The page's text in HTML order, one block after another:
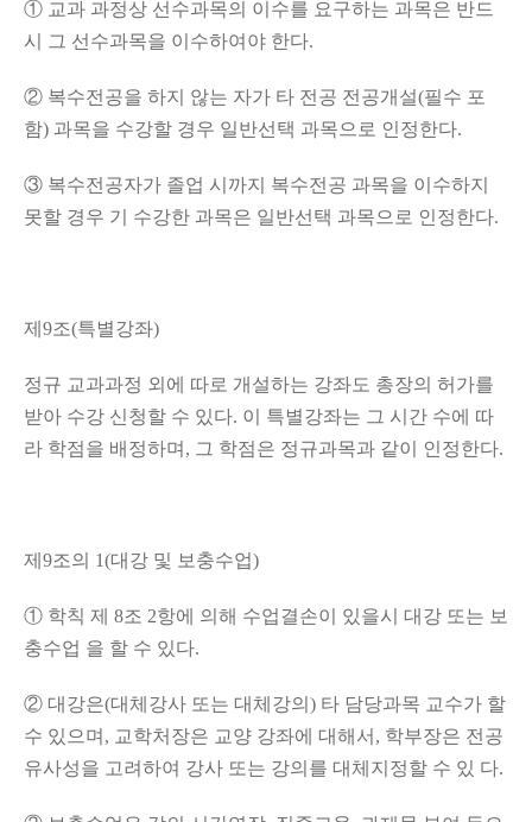
① 교과 과정상 선수과목의 이수를 요구하는 과목은 반드
시 그 선수과목을 이수하여야 한다.
② 복수전공을 하지 않는 자가 타 전공 전공개설(필수 포
함) 과목을 수강할 경우 일반선택 과목으로 인정한다.
③ 복수전공자가 졸업 시까지 복수전공 과목을 이수하지
못할 경우 기 수강한 과목은 일반선택 과목으로 인정한다.
제 9조(특별강좌)
정규 교과과정 외에 따로 개설하는 강좌도 총장의 허가를
받아 수강 신청할 수 있다. 이 특별강좌는 그 시간 수에 따
라 학점을 배정하며 , 그 학점은 정규과목과 같이 인정한다.
제 9조의 1(대강 및 보충수업)
① 학칙 제 8조 2항에 의해 수업결손이 있을시 대강 또는 보
충수업 을 할 수 있다.
② 대강은(대체강사 또는 대체강의 ) 타 담당과목 교수가 할
수 있으며 , 교학처장은 교양 강좌에 대해서 , 학부장은 전공
유사성을 고려하여 강사 또는 강의를 대체지정할 수 있 다.